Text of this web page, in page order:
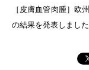
［皮膚血管肉腫］欧
の結果を発表しました